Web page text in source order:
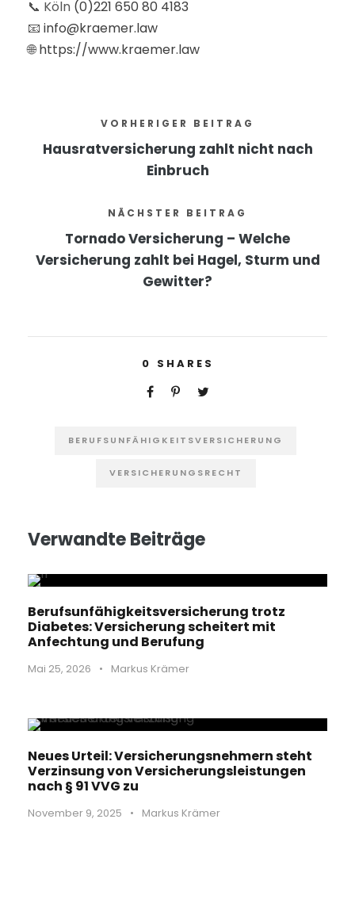
📞 Köln (0)221 650 80 4183
📧 info@kraemer.law
🌐https://www.kraemer.law
VORHERIGER BEITRAG
Hausratversicherung zahlt nicht nach
Einbruch
NÄCHSTER BEITRAG
Tornado Versicherung – Welche
Versicherung zahlt bei Hagel, Sturm und
Gewitter?
0 SHARES
BERUFSUNFÄHIGKEITSVERSICHERUNG
VERSICHERUNGSRECHT
Verwandte Beiträge
Berufsunfähigkeitsversicherung trotz
Diabetes: Versicherung scheitert mit
Anfechtung und Berufung
Mai 25, 2026 • Markus Krämer
Neues Urteil: Versicherungsnehmern steht
Verzinsung von Versicherungsleistungen
nach § 91 VVG zu
November 9, 2025 • Markus Krämer